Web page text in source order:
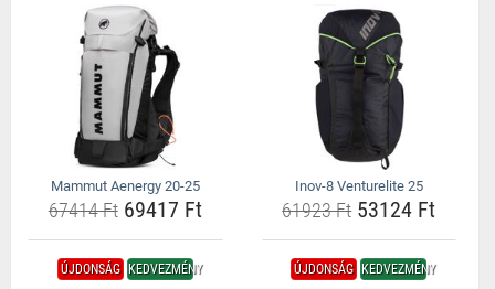
Mammut Aenergy 20-25
67414 Ft69417 Ft
Inov-8 Venturelite 25
61923 Ft53124 Ft
ÚJDONSÁG KEDVEZMÉNY ÚJDONSÁG KEDVEZMÉNY